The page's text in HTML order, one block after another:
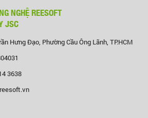
NGHỆ REESOFT
JSC
Hưng Đạo, Phường Cầu Ông Lãnh, TP.HCM
3638